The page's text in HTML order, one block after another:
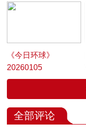
《今日环球》
20260105
全部评论